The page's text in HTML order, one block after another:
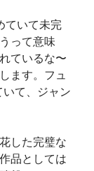
ていて未完
って意味
ているな〜
ます。フュ
いて、ジャン
した完璧な
品としては